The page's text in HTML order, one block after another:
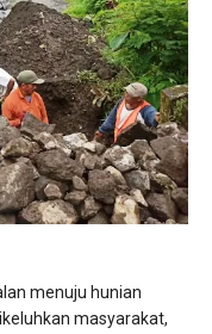
menuju hunian
masyarakat,